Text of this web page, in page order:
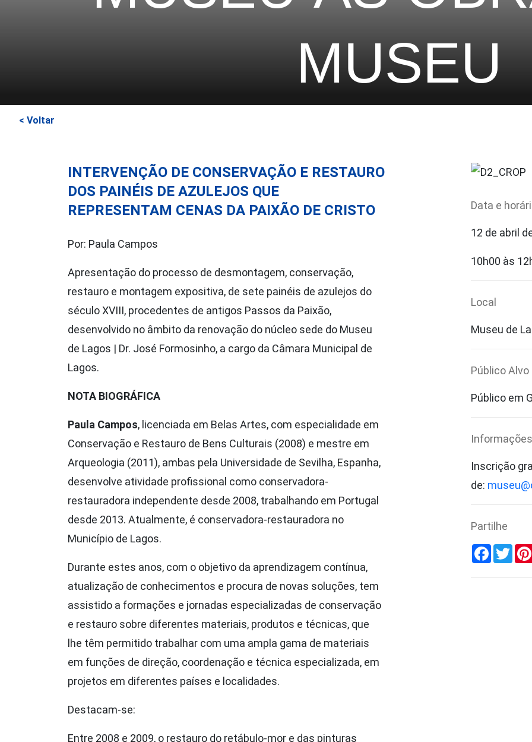
MUSEU
< Voltar
INTERVENÇÃO DE CONSERVAÇÃO E RESTAURO
DOS PAINÉIS DE AZULEJOS QUE
REPRESENTAM CENAS DA PAIXÃO DE CRISTO
Por: Paula Campos
Apresentação do processo de desmontagem, conservação,
restauro e montagem expositiva, de sete painéis de azulejos do
século XVIII, procedentes de antigos Passos da Paixão,
desenvolvido no âmbito da renovação do núcleo sede do Museu
de Lagos | Dr. José Formosinho, a cargo da Câmara Municipal de
Lagos.
NOTA BIOGRÁFICA
Paula Campos, licenciada em Belas Artes, com especialidade em
Conservação e Restauro de Bens Culturais (2008) e mestre em
Arqueologia (2011), ambas pela Universidade de Sevilha, Espanha,
desenvolve atividade profissional como conservadora-
restauradora independente desde 2008, trabalhando em Portugal
desde 2013. Atualmente, é conservadora-restauradora no
Município de Lagos.
Durante estes anos, com o objetivo da aprendizagem contínua,
atualização de conhecimentos e procura de novas soluções, tem
assistido a formações e jornadas especializadas de conservação
e restauro sobre diferentes materiais, produtos e técnicas, que
lhe têm permitido trabalhar com uma ampla gama de materiais
em funções de direção, coordenação e técnica especializada, em
projetos em diferentes países e localidades.
Destacam-se:
Entre 2008 e 2009, o restauro do retábulo-mor e das pinturas
Data e
12 de abril
10h00 às
Local
Museu de
Público Alvo
Público em
Inscrição
de:
Partilhe